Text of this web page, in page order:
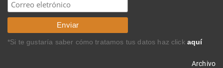
*Si te gustaría saber cómo tratamos tus datos haz click aquí
Archivo